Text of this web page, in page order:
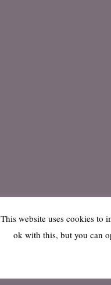
This website uses cookies to
ok with this, but you can